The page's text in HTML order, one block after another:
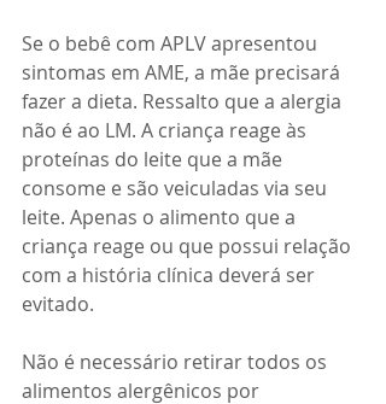
Se o bebê com APLV apresentou
sintomas em AME, a mãe precisará
fazer a dieta. Ressalto que a alergia
não é ao LM. A criança reage às
proteínas do leite que a mãe
consome e são veiculadas via seu
leite. Apenas o alimento que a
criança reage ou que possui relação
com a história clínica deverá ser
evitado.
Não é necessário retirar todos os
alimentos alergênicos por